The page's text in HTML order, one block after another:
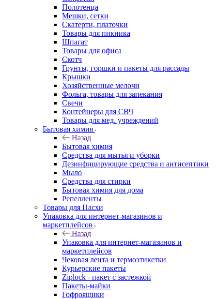
Полотенца
Мешки, сетки
Скатерти, платочки
Товары для пикника
Шпагат
Товары для офиса
Скотч
Грунты, горшки и пакеты для рассады
Крышки
Хозяйственные мелочи
Фольга, товары для запекания
Свечи
Контейнеры для СВЧ
Товары для мед. учреждений
Бытовая химия
Назад
Бытовая химия
Средства для мытья и уборки
Дезинфицирующие средства и антисептики
Мыло
Средства для стирки
Бытовая химия для дома
Репелленты
Товары для Пасхи
Упаковка для интернет-магазинов и
маркетплейсов
Назад
Упаковка для интернет-магазинов и
маркетплейсов
Чековая лента и термоэтикетки
Курьерские пакеты
Ziplock - пакет с застежкой
Пакеты-майки
Гофроящики